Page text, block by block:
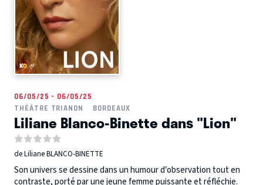
06/05/25 - 06/05/25
THÉÂTRE TRIANON
BORDEAUX
Liliane Blanco-Binette dans "Lion"
de Liliane BLANCO-BINETTE
Son univers se dessine dans un humour d’observation tout en
contraste, porté par une jeune femme puissante et réfléchie.